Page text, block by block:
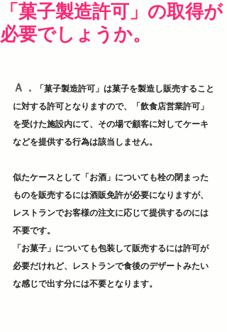
「菓子製造許可」の取得が
必要でしょうか。
Ａ．
「菓子製造許可」は菓子を製造し販売すること
に対する許可となりますので、「飲食店営業許可」
を受けた施設内にて、その場で顧客に対してケーキ
などを提供する行為は該当しません。
似たケースとして「お酒」についても栓の閉まった
ものを販売するには酒販免許が必要になりますが、
レストランでお客様の注文に応じて提供するのには
不要です。
「お菓子」についても包装して販売するには許可が
必要だけれど、レストランで食後のデザートみたい
な感じで出す分には不要となります。